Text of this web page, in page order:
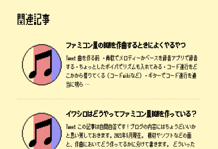
関連記事
ファミコン風のBGMを作曲するときによくやるやつ
Tweet 曲を作る前 ・鼻歌でメロディーかベースを録音アプリで録音
する・ちょっとしたボイパでリズムも入れてみる・コード進行をど
こかから借りてくる（コードwikiなど）・ギターでコード進行を適
当に鳴ら …
イワシロはどうやってファミコン風BGMを作っている？
Tweet この記事は自問自答です！ブログの内容にはちょうどいいか
と思い残しておきます。2021年5月現在。 機材やソフトなどの面
と、作曲においてどう作ってるかに分けて書きます。 どういった